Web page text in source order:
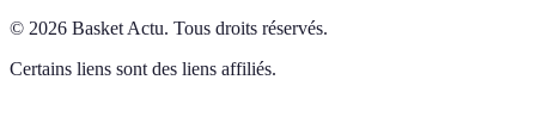
© 2026 Basket Actu. Tous droits réservés.
Certains liens sont des liens affiliés.